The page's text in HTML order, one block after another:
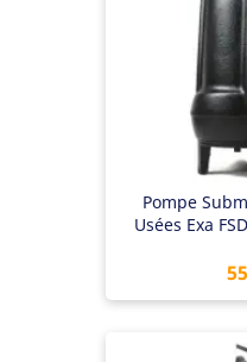
Pompe
Usées Exa